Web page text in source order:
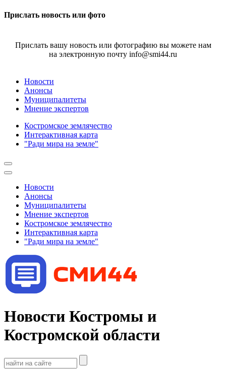
Прислать новость или фото
Прислать вашу новость или фотографию вы можете нам
на электронную почту info@smi44.ru
Новости
Анонсы
Муниципалитеты
Мнение экспертов
Костромское землячество
Интерактивная карта
"Ради мира на земле"
Новости
Анонсы
Муниципалитеты
Мнение экспертов
Костромское землячество
Интерактивная карта
"Ради мира на земле"
Новости Костромы и
Костромской области